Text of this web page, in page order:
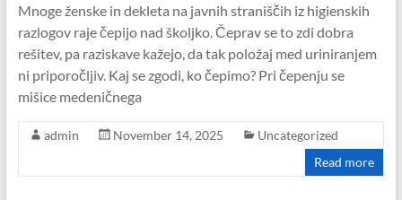
Mnoge ženske in dekleta na javnih straniščih iz higienskih
razlogov raje čepijo nad školjko. Čeprav se to zdi dobra
rešitev, pa raziskave kažejo, da tak položaj med uriniranjem
ni priporočljiv. Kaj se zgodi, ko čepimo? Pri čepenju se
mišice medeničnega
admin November 14, 2025
Uncategorized
Read more